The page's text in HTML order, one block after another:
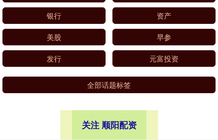
银行 资产
美股 早参
发行 元富投资
全部话题标签
关注 顺阳配资